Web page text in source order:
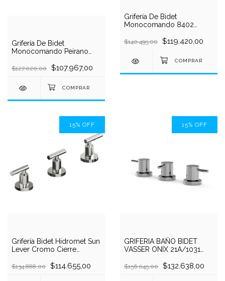
Grifería De Bidet
Monocomando Peirano
$127.020,00 $107.967,00
Grifería De Bidet
Monocomando 8402
$140.495,00 $119.420,00
15% OFF
Grifería Bidet Hidromet Sun
Lever Cromo Cierre
$134.888,00 $114.655,00
15% OFF
GRIFERIA BAÑO BIDET
VASSER ONIX 21A/1031
$156.045,00 $132.638,00